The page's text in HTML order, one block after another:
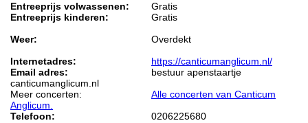
Entreeprijs volwassenen:
Gratis
Entreeprijs kinderen:
Gratis
Weer:
Overdekt
Internetadres:
https://canticumanglicum.nl/
Email adres:
bestuur apenstaartje
canticumanglicum.nl
Meer concerten:
Alle concerten van Canticum
Anglicum.
Telefoon:
0206225680